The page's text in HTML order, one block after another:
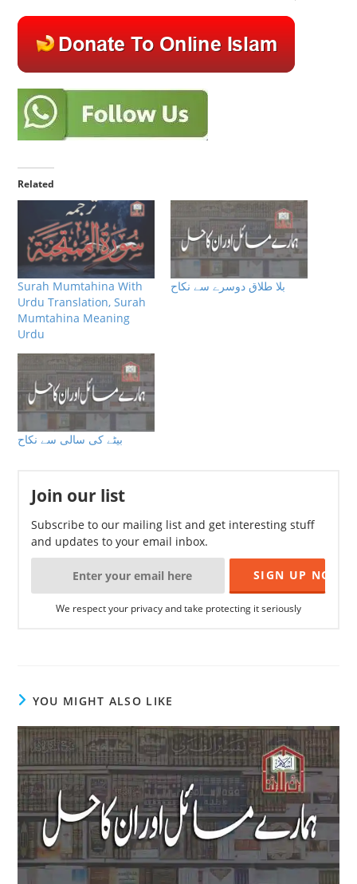
Related
Surah Mumtahina With
Urdu Translation, Surah
Mumtahina Meaning
Urdu
بلا طلاق دوسرے سے نکاح
بیٹے کی سالی سے نکاح
Join our list
Subscribe to our mailing list and get interesting stuff
and updates to your email inbox.
We respect your privacy and take protecting it seriously
YOU MIGHT ALSO LIKE